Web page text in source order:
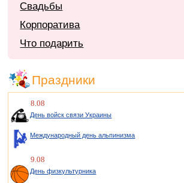
Свадьбы
Корпоратива
Что подарить
Праздники
8.08
День войск связи Украины
Международный день альпинизма
9.08
День физкультурника